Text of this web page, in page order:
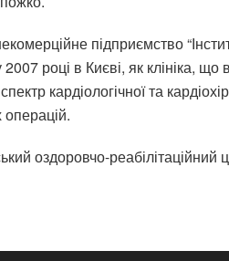
підприємство
році в Києві, як клініка,
кардіологічної та
операцій.
оздоровчо-